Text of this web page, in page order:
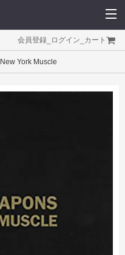
会員登録 ログイン カート
New York Muscle